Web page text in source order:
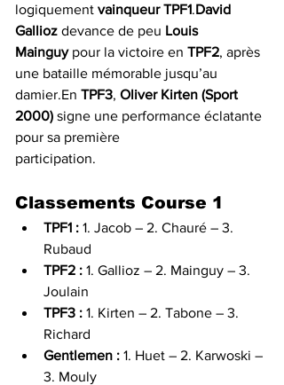
logiquement vainqueur TPF1.David
Gallioz devance de peu Louis
Mainguy pour la victoire en TPF2, après
une bataille mémorable jusqu’au
damier.En TPF3, Oliver Kirten (Sport
2000) signe une performance éclatante
pour sa première
participation.
Classements Course 1
TPF1 : 1. Jacob – 2. Chauré – 3.
Rubaud
TPF2 : 1. Gallioz – 2. Mainguy – 3.
Joulain
TPF3 : 1. Kirten – 2. Tabone – 3.
Richard
Gentlemen : 1. Huet – 2. Karwoski –
3. Mouly